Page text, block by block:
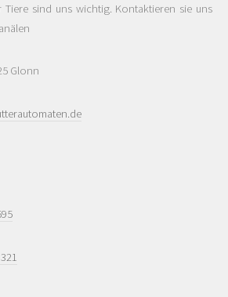
Tiere sind uns wichtig. Kontaktieren sie uns
Glonn